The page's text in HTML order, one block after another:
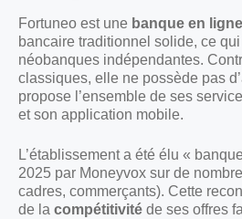
Fortuneo est une banque en ligne
bancaire traditionnel solide, ce
néobanques indépendantes.
classiques, elle ne possède pas
propose l’ensemble de ses
et son application mobile.
L’établissement a été élu «
2025 par Moneyvox sur de
cadres, commerçants). Cette
de la compétitivité de ses offres